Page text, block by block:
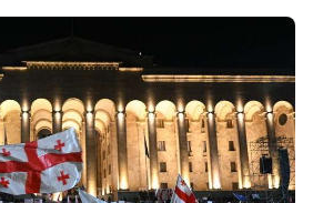
Česko Maďarsko